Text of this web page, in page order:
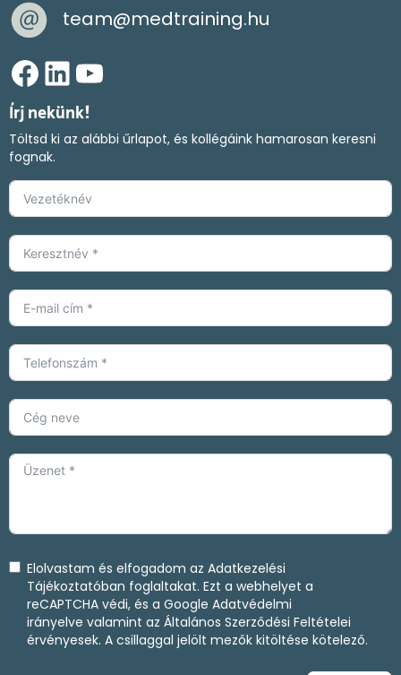
team@medtraining.hu
Facebook LinkedIn YouTube
Írj nekünk!
Töltsd ki az alábbi űrlapot, és kollégáink hamarosan keresni
fognak.
Elolvastam és elfogadom az Adatkezelési
Tájékoztatóban foglaltakat. Ezt a webhelyet a
reCAPTCHA védi, és a Google Adatvédelmi
irányelve valamint az Általános Szerződési Feltételei
érvényesek. A csillaggal jelölt mezők kitöltése kötelező.